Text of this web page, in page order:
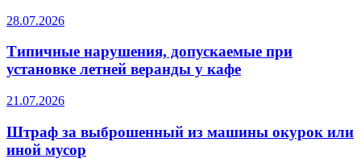
28.07.2026
Типичные нарушения, допускаемые при
установке летней веранды у кафе
21.07.2026
Штраф за выброшенный из машины окурок или
иной мусор